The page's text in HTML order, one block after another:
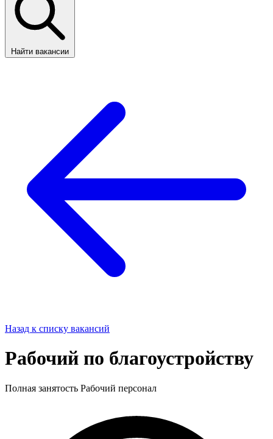
Найти вакансии
Назад к списку вакансий
Рабочий по благоустройству
Полная занятость Рабочий персонал